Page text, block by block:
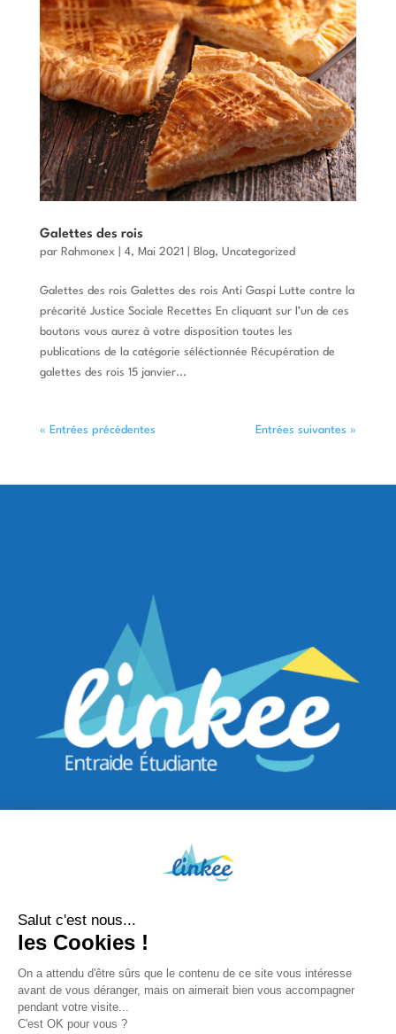
Galettes des rois
par Rahmonex| 4, Mai 2021 Blog, Uncategorized
Galettes des rois Galettes des rois Anti Gaspi Lutte contre la
précarité Justice Sociale Recettes En cliquant sur l’un de ces
boutons vous aurez à votre disposition toutes les
publications de la catégorie séléctionnée Récupération de
galettes des rois 15 janvier...
« Entrées précédentes Entrées suivantes »